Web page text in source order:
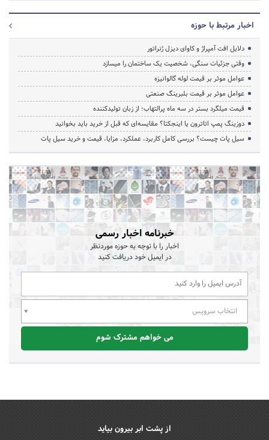
اخبار مرتبط با حوزه
دلایل افت آمپراژ و کاوای دیزل ژنراتور
وقتی جزئیات سنگی، شخصیت یک ساختمان را میسازد
عوامل موثر بر قیمت لوله گالوانیزه
عوامل موثر بر قیمت بلبرینگ صنعتی
قیمت میلگرد بستر در سه ماه پرالتهاب؛ از زبان تولیدکننده
دوزینگ پمپ اتاترون یا اینجکتا؟ مقایسه‌ای که قبل از خرید باید بخوانید
سیل پات چیست؟ بررسی کامل کاربرد، عملکرد، مزایا، قیمت و خرید سیل پات
خبرنامه اخبار رسمی
اخبار را با توجه به حوزه موردنظر
در ایمیل خود دریافت کنید
انتخاب سرویس
می خواهم مشترک شوم
از پشت ابر بیرون بیاید